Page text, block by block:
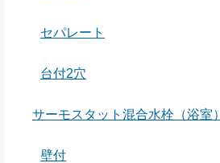
セパレート
台付2穴
サーモスタット混合水栓（浴室）
壁付